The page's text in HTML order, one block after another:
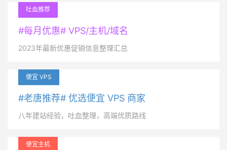
吐血推荐
#每月优惠# VPS/主机/域名
2023年最新优惠促销信息整理汇总
便宜 VPS
#老唐推荐# 优选便宜 VPS 商家
八年建站经验，吐血整理，高端优质路线
便宜主机